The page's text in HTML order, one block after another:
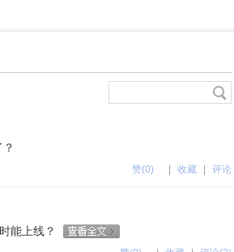
赞(0) 收藏 评论
能上线？